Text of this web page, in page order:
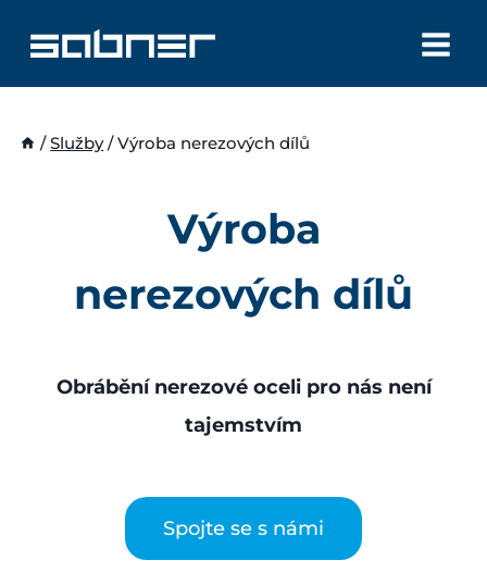
obsah
/ Služby / Výroba nerezových dílů
Výroba
nerezových dílů
Obrábění nerezové oceli pro nás není
tajemstvím
Spojte se s námi